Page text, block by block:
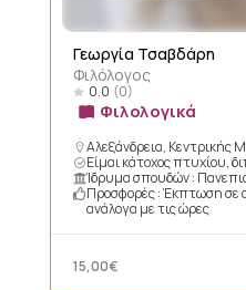
Γεωργία Τσαβδάρη
Φιλόλογος
0.0 (0)
Φιλολογικά
Αλεξάνδρεια, Κεντρικής
Είμαι κάτοχος πτυχίου,
Ίδρυμα σπουδών :
Προσφορές : Έκπτωση σε
ανάλογα με τις ώρες
15,00€